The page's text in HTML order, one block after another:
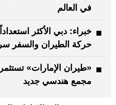
في العالم
خبراء: دبي الأكثر
حركة الطيران والسفر
مجمع هندسي جديد